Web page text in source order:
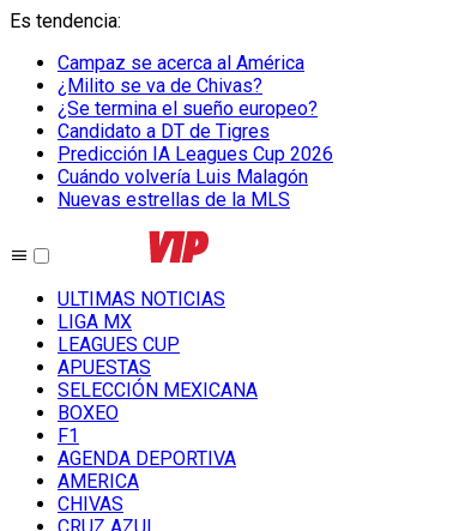
Es tendencia:
Campaz se acerca al América
¿Milito se va de Chivas?
¿Se termina el sueño europeo?
Candidato a DT de Tigres
Predicción IA Leagues Cup 2026
Cuándo volvería Luis Malagón
Nuevas estrellas de la MLS
ULTIMAS NOTICIAS
LIGA MX
LEAGUES CUP
APUESTAS
SELECCIÓN MEXICANA
BOXEO
F1
AGENDA DEPORTIVA
AMERICA
CHIVAS